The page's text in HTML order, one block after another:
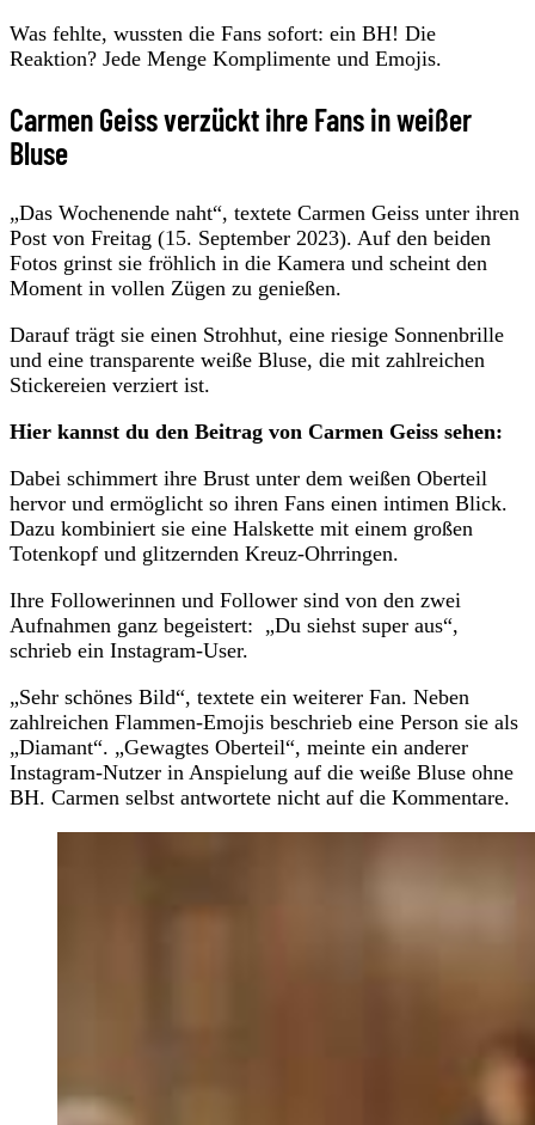
Was fehlte, wussten die Fans sofort: ein BH! Die
Reaktion? Jede Menge Komplimente und Emojis.
Carmen Geiss verzückt ihre Fans in weißer
Bluse
„Das Wochenende naht“, textete Carmen Geiss unter ihren
Post von Freitag (15. September 2023). Auf den beiden
Fotos grinst sie fröhlich in die Kamera und scheint den
Moment in vollen Zügen zu genießen.
Darauf trägt sie einen Strohhut, eine riesige Sonnenbrille
und eine transparente weiße Bluse, die mit zahlreichen
Stickereien verziert ist.
Hier kannst du den Beitrag von Carmen Geiss sehen:
Dabei schimmert ihre Brust unter dem weißen Oberteil
hervor und ermöglicht so ihren Fans einen intimen Blick.
Dazu kombiniert sie eine Halskette mit einem großen
Totenkopf und glitzernden Kreuz-Ohrringen.
Ihre Followerinnen und Follower sind von den zwei
Aufnahmen ganz begeistert: „Du siehst super aus“,
schrieb ein Instagram-User.
„Sehr schönes Bild“, textete ein weiterer Fan. Neben
zahlreichen Flammen-Emojis beschrieb eine Person sie als
„Diamant“. „Gewagtes Oberteil“, meinte ein anderer
Instagram-Nutzer in Anspielung auf die weiße Bluse ohne
BH. Carmen selbst antwortete nicht auf die Kommentare.